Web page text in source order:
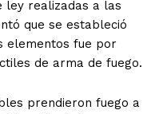
ley realizadas a las
que se estableció
elementos fue por
de arma de fuego.
prendieron fuego a